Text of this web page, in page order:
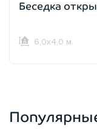
Беседка
6,0х4,0 м.